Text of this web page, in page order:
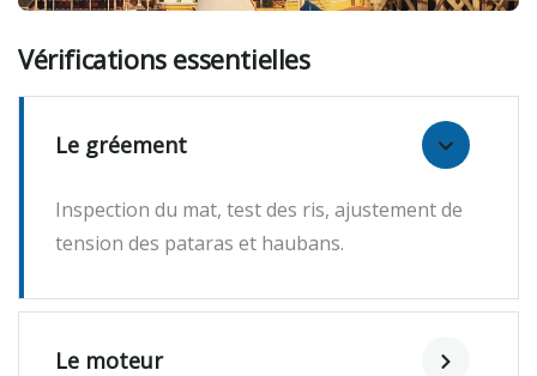
Vérifications essentielles
Le gréement
Inspection du mat, test des ris, ajustement de
tension des pataras et haubans.
Le moteur